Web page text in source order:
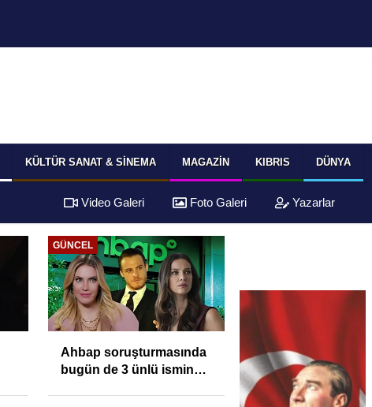
KÜLTÜR SANAT & SINEMA MAGAZIN KIBRIS DÜNYA
Video Galeri Foto Galeri Yazarlar
GÜNCEL
Ahbap soruşturmasında
bugün de 3 ünlü ismin